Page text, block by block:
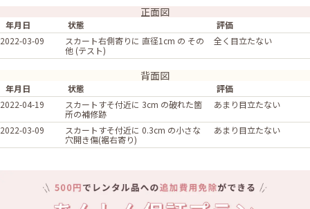
正面図
年月日 状態
評価
2022-03-09
スカート右側寄りに 直径1cm の その
他 (テスト)
全く目立たない
背面図
年月日 状態
評価
2022-04-19
スカートすそ付近に 3cm の破れた箇
所の補修跡
あまり目立たない
2022-03-09
スカートすそ付近に 0.3cm の小さな
穴開き傷(裾右寄り)
あまり目立たない